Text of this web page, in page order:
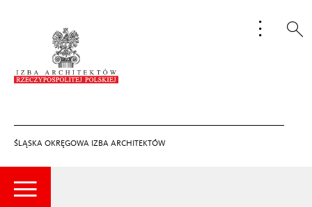
ŚLĄSKA OKRĘGOWA IZBA ARCHITEKTÓW